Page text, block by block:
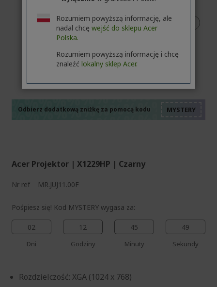
Odbierz dodatkową zniżkę za pomocą kodu
Acer Projektor | X1229HP | Czarny
Nr ref MR.JUJ11.00F
Pośpiesz się! Kod MYSTERY wygasa za:
02
Dni
12
Godziny
45
Minuty
48
Sekundy
Rozdzielczość: XGA (1024 x 768)
Rozumiem powyższą informację, ale
nadal chcę wejść do sklepu Acer
Polska.
Rozumiem powyższą informację i chcę
znaleźć lokalny sklep Acer.